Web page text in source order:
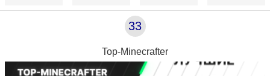
33
Top-Minecrafter